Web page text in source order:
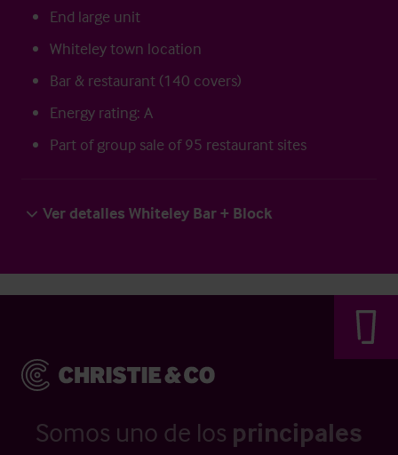
End large unit
Whiteley town location
Bar & restaurant (140 covers)
Energy rating: A
Part of group sale of 95 restaurant sites
Ver detalles Whiteley Bar + Block
Somos uno de los principales